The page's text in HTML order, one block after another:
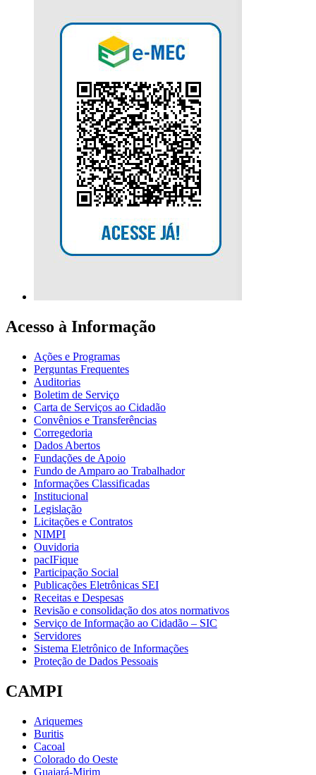
Acesso à Informação
Ações e Programas
Perguntas Frequentes
Auditorias
Boletim de Serviço
Carta de Serviços ao Cidadão
Convênios e Transferências
Corregedoria
Dados Abertos
Fundações de Apoio
Fundo de Amparo ao Trabalhador
Informações Classificadas
Institucional
Legislação
Licitações e Contratos
NIMPI
Ouvidoria
pacIFique
Participação Social
Publicações Eletrônicas SEI
Receitas e Despesas
Revisão e consolidação dos atos normativos
Serviço de Informação ao Cidadão – SIC
Servidores
Sistema Eletrônico de Informações
Proteção de Dados Pessoais
CAMPI
Ariquemes
Buritis
Cacoal
Colorado do Oeste
Guajará-Mirim